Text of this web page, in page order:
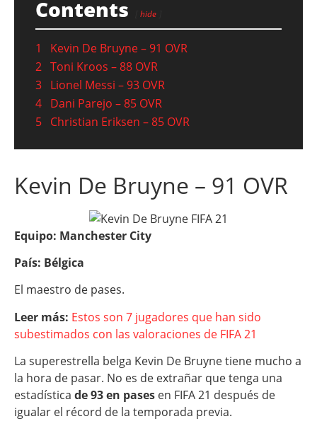
Contents hide
1
Kevin De Bruyne – 91 OVR
2 Toni Kroos – 88 OVR
3 Lionel Messi – 93 OVR
4 Dani Parejo – 85 OVR
5 Christian Eriksen – 85 OVR
Kevin De Bruyne – 91 OVR
Equipo: Manchester City
País: Bélgica
El maestro de pases.
Leer más: Estos son 7 jugadores que han sido
subestimados con las valoraciones de FIFA 21
La superestrella belga Kevin De Bruyne tiene mucho a
la hora de pasar. No es de extrañar que tenga una
estadística de 93 en pases en FIFA 21 después de
igualar el récord de la temporada previa.